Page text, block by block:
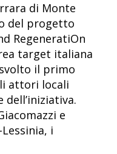
di Monte
del progetto
RegeneratiOn
target italiana
il primo
attori locali
dell’iniziativa.
e
i